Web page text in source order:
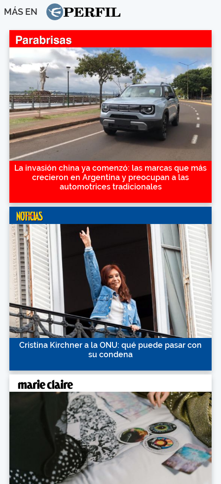
MÁS EN
La invasión china ya comenzó: las marcas que más
crecieron en Argentina y preocupan a las
automotrices tradicionales
Cristina Kirchner a la ONU: qué puede pasar con
su condena